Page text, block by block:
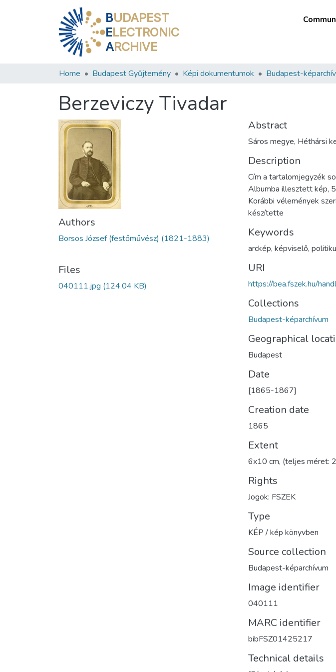
BUDAPEST
ELECTRONIC
ARCHIVE
Home Budapest Gyűjtemény Képi dokumentumok Budapest-
Berzeviczy Tivadar
Authors
Borsos József (festőművész) (1821-1883)
Files
040111.jpg (124.04 KB)
Abstract
Sáros megye, Héthársi
Description
Cím a tartalomjegyzék
Albumba illesztett kép,
Korábbi vélemények
készítette
Keywords
arckép, képviselő,
URI
https://bea.fszek.hu/
Collections
Budapest-képarchívum
Geographical
Budapest
Date
[1865-1867]
Creation date
1865
Extent
6x10 cm, (teljes méret:
Rights
Jogok: FSZEK
Type
KÉP / kép könyvben
Source collection
Budapest-képarchívum
Image identifier
040111
MARC identifier
bibFSZ01425217
Technical details